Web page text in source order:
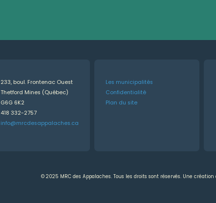
233, boul. Frontenac Ouest
Thetford Mines (Québec)
G6G 6K2
418 332-2757
info@mrcdesappalaches.ca
Les municipalités
Confidentialité
Plan du site
© 2025 MRC des Appalaches. Tous les droits sont réservés. Une création